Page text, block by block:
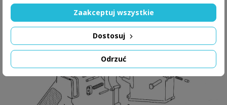
Odrzuć
Dostosuj
Zaakceptuj wszystkie